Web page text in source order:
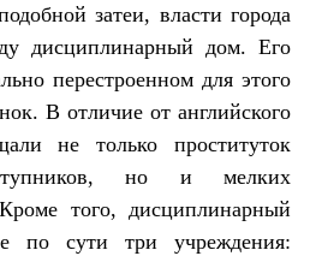
затеи, власти города
дисциплинарный дом. Его
перестроенном для этого
В отличие от английского
не только проституток
но и мелких
того, дисциплинарный
по сути три учреждения: